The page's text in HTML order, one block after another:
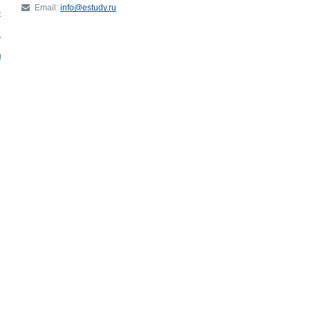
Email: info@estudy.ru